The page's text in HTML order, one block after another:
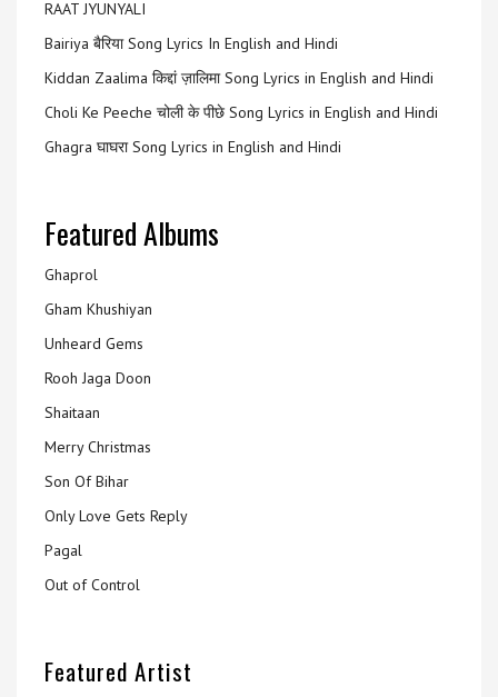
RAAT JYUNYALI
Bairiya बैरिया Song Lyrics In English and Hindi
Kiddan Zaalima किद्दां ज़ालिमा Song Lyrics in English and Hindi
Choli Ke Peeche चोली के पीछे Song Lyrics in English and Hindi
Ghagra घाघरा Song Lyrics in English and Hindi
Featured Albums
Ghaprol
Gham Khushiyan
Unheard Gems
Rooh Jaga Doon
Shaitaan
Merry Christmas
Son Of Bihar
Only Love Gets Reply
Pagal
Out of Control
Featured Artist